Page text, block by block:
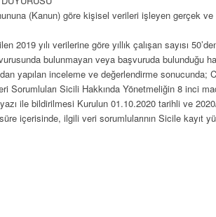
(Kanun) göre kişisel verileri işleyen gerçek
2019 yılı verilerine göre yıllık çalışan sayısı
bulunmayan veya başvuruda bulunduğu
yapılan inceleme ve değerlendirme
Sorumluları Sicili Hakkında Yönetmeliğin 8
ile bildirilmesi Kurulun 01.10.2020 tarihli ve
içerisinde, ilgili veri sorumlularının Sicile kayıt